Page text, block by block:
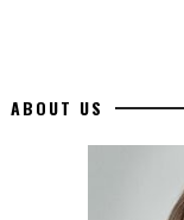
ABOUT US